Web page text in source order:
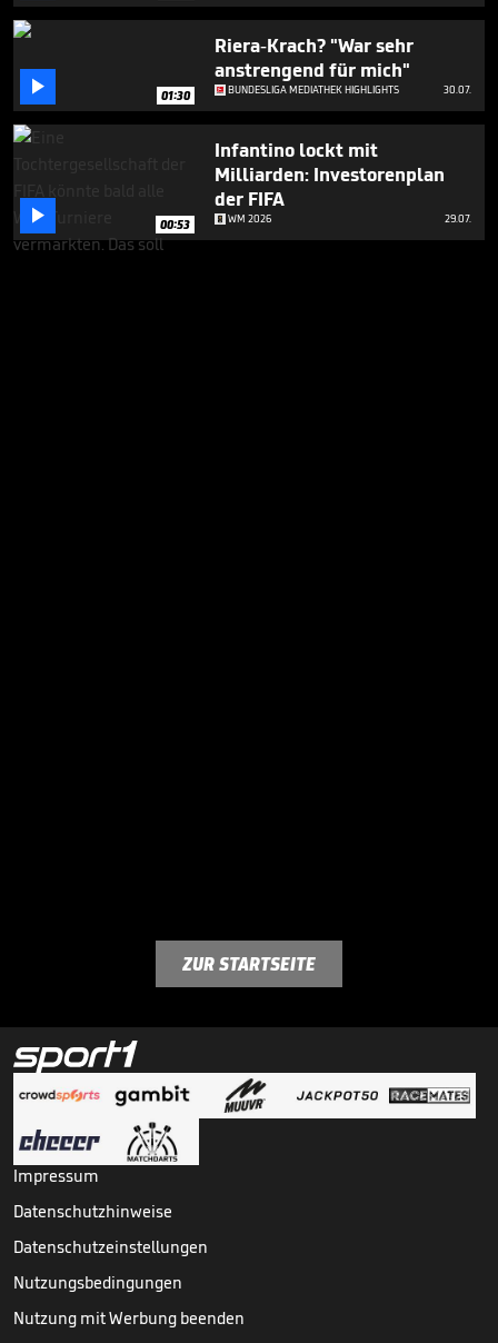
 01:30
Riera-Krach? "War sehr
anstrengend für mich"
BUNDESLIGA MEDIATHEK HIGHLIGHTS 30.07.
 00:53
Infantino lockt mit
Milliarden: Investorenplan
der FIFA
WM 2026 29.07.
ZUR STARTSEITE
Impressum
Datenschutzhinweise
Datenschutzeinstellungen
Nutzungsbedingungen
Nutzung mit Werbung beenden